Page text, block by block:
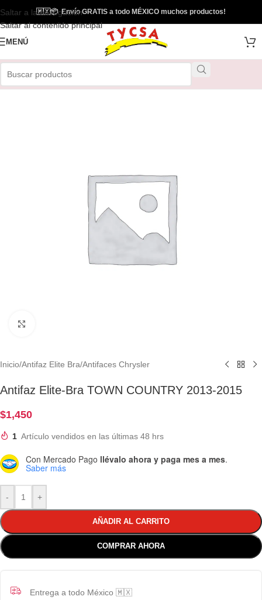
Saltar a la navegación
Saltar al contenido principal
🇲🇽📦Envío GRATIS a todo MÉXICO muchos productos!
MENÚ
Inicio/Antifaz Elite Bra/Antifaces Chrysler
Antifaz Elite-Bra TOWN COUNTRY 2013-2015
$1,450
1 Artículo vendidos en las últimas 48 hrs
Con Mercado Pago llévalo ahora y paga mes a mes.
Saber más
- +
AÑADIR AL CARRITO
COMPRAR AHORA
Entrega a todo México 🇲🇽